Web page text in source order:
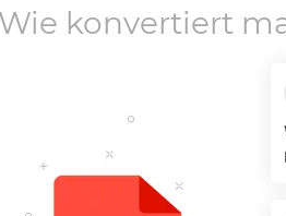
Wie konvertiert